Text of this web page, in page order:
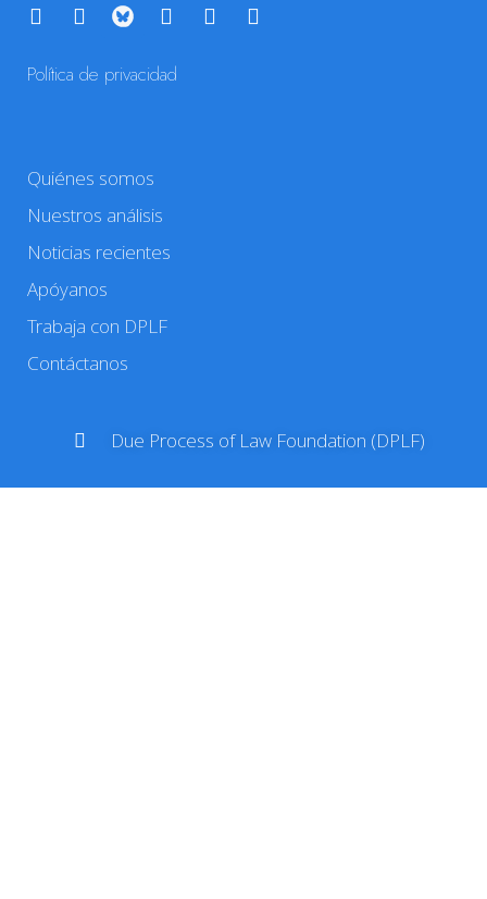
Política de privacidad
Quiénes somos
Nuestros análisis
Noticias recientes
Apóyanos
Trabaja con DPLF
Contáctanos
Due Process of Law Foundation (DPLF)